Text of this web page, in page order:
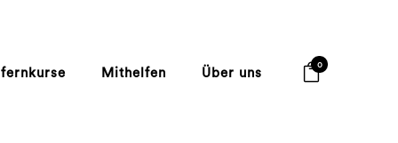
0
Mithelfen Über uns